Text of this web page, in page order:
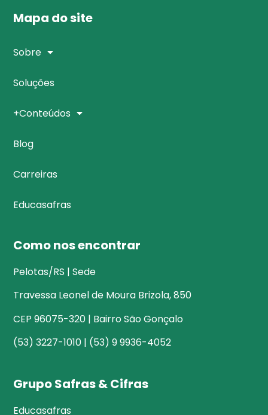
Mapa do site
Sobre
Soluções
+Conteúdos
Blog
Carreiras
Educasafras
Como nos encontrar
Pelotas/RS | Sede
Travessa Leonel de Moura Brizola, 850
CEP 96075-320 | Bairro São Gonçalo
(53) 3227-1010 | (53) 9 9936-4052
Grupo Safras & Cifras
Educasafras